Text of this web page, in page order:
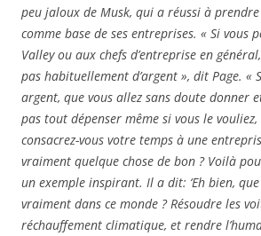
peu jaloux de Musk, qui a réussi à
comme base de ses entreprises. « Si vous
Valley ou aux chefs d’entreprise en
pas habituellement d’argent », dit Page. «
argent, que vous allez sans doute donner
pas tout dépenser même si vous le
consacrez-vous votre temps à une
vraiment quelque chose de bon ? Voilà
un exemple inspirant. Il a dit: ‘Eh bien,
vraiment dans ce monde ? Résoudre les
réchauffement climatique, et rendre